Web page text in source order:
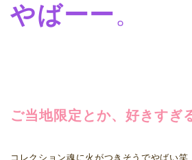
やばーー。
ご当地限定とか、好きすぎ
コレクション魂に火がつきそうでやばい笑